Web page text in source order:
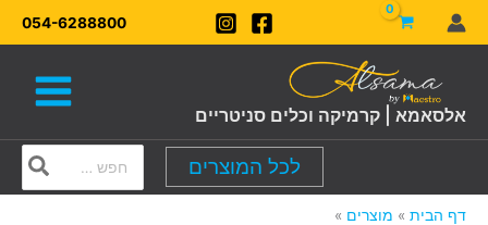
דילוג
לתוכן
054-6288800
אלסאמא | קרמיקה וכלים סניטריים
לכל המוצרים
for:
דף הבית
מוצרים